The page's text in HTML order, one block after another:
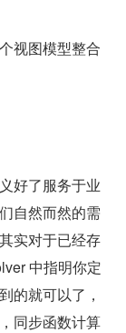
视图模型整合
好了服务于业
自然而然的需
实对于已经存
中指明你定
的就可以了，
同步函数计算